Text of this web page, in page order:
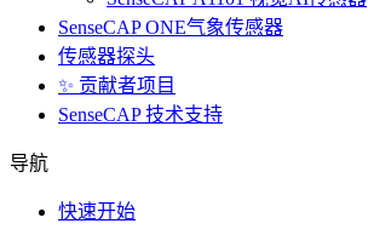
SenseCAP ONE气象传感器
传感器探头
✨ 贡献者项目
SenseCAP 技术支持
导航
快速开始